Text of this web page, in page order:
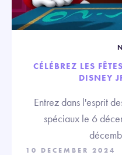
CÉLÉBREZ LES
DISNEY
Entrez dans l'esprit
spéciaux le 6
10 DECEMBER 2024